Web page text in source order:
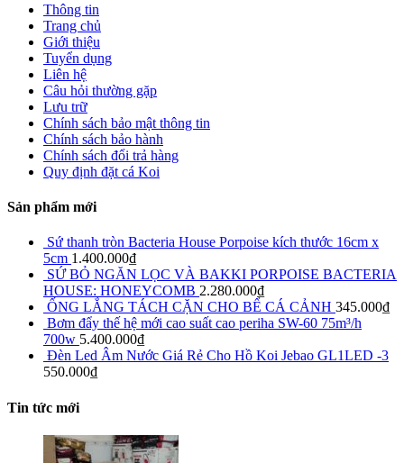
Thông tin
Trang chủ
Giới thiệu
Tuyển dụng
Liên hệ
Câu hỏi thường gặp
Lưu trữ
Chính sách bảo mật thông tin
Chính sách bảo hành
Chính sách đổi trả hàng
Quy định đặt cá Koi
Sản phẩm mới
Sứ thanh tròn Bacteria House Porpoise kích thước 16cm x
5cm 1.400.000₫
SỨ BỎ NGĂN LỌC VÀ BAKKI PORPOISE BACTERIA
HOUSE: HONEYCOMB 2.280.000₫
ỐNG LẮNG TÁCH CẶN CHO BỂ CÁ CẢNH 345.000₫
Bơm đẩy thế hệ mới cao suất cao periha SW-60 75m³/h
700w 5.400.000₫
Đèn Led Âm Nước Giá Rẻ Cho Hồ Koi Jebao GL1LED -3
550.000₫
Tin tức mới